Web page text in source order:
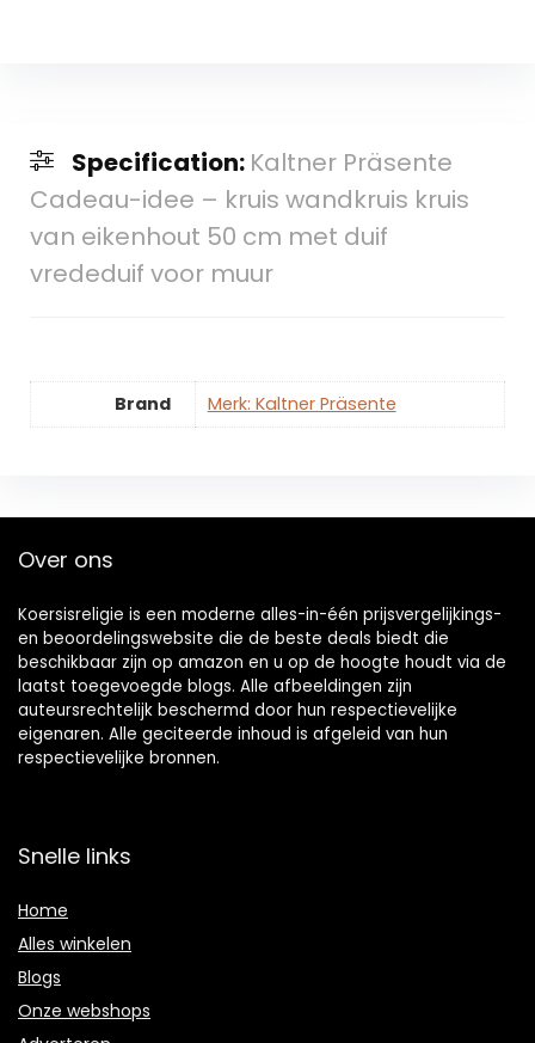
Specification: Kaltner Präsente
Cadeau-idee – kruis wandkruis kruis
van eikenhout 50 cm met duif
vrededuif voor muur
Brand Merk: Kaltner Präsente
Over ons
Koersisreligie is een moderne alles-in-één prijsvergelijkings-
en beoordelingswebsite die de beste deals biedt die
beschikbaar zijn op amazon en u op de hoogte houdt via de
laatst toegevoegde blogs. Alle afbeeldingen zijn
auteursrechtelijk beschermd door hun respectievelijke
eigenaren. Alle geciteerde inhoud is afgeleid van hun
respectievelijke bronnen.
Snelle links
Home
Alles winkelen
Blogs
Onze webshops